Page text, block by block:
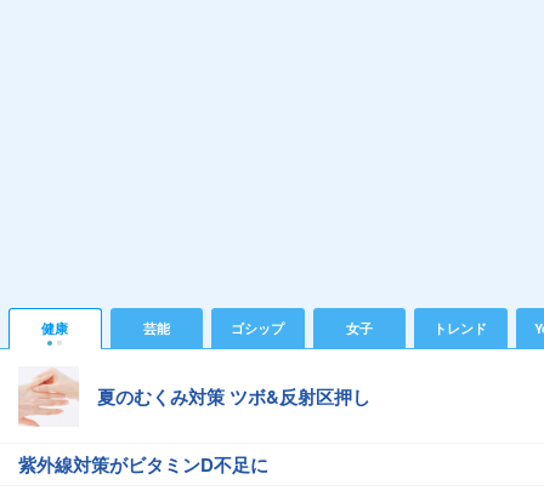
健康 芸能 ゴシップ 女子 トレンド
夏のむくみ対策 ツボ&反射区押し
紫外線対策がビタミンD不足に